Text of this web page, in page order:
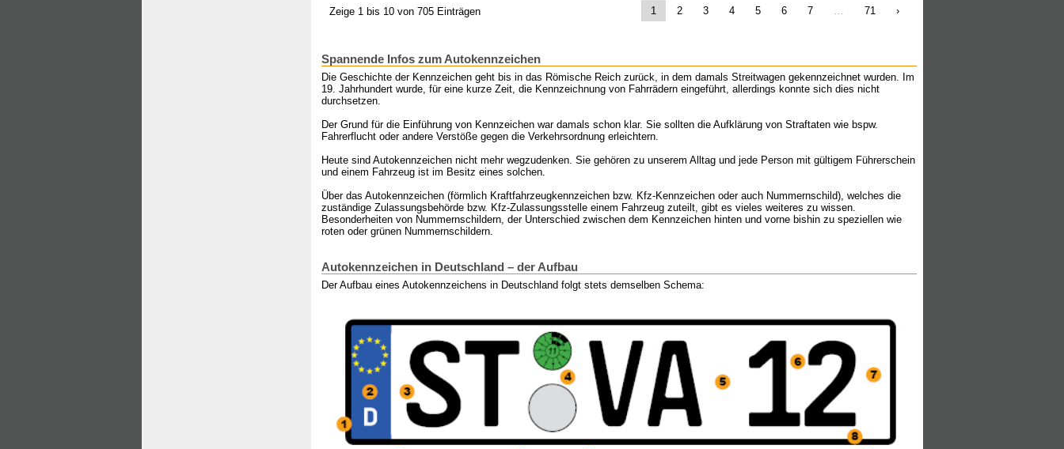
Zeige 1 bis 10 von 705 Einträgen 1 2 3 4 5 6 7 … 71 ›
Spannende Infos zum Autokennzeichen
Die Geschichte der Kennzeichen geht bis in das Römische Reich zurück, in dem damals Streitwagen gekennzeichnet wurden. Im
19. Jahrhundert wurde, für eine kurze Zeit, die Kennzeichnung von Fahrrädern eingeführt, allerdings konnte sich dies nicht
durchsetzen.
Der Grund für die Einführung von Kennzeichen war damals schon klar. Sie sollten die Aufklärung von Straftaten wie bspw.
Fahrerflucht oder andere Verstöße gegen die Verkehrsordnung erleichtern.
Heute sind Autokennzeichen nicht mehr wegzudenken. Sie gehören zu unserem Alltag und jede Person mit gültigem Führerschein
und einem Fahrzeug ist im Besitz eines solchen.
Über das Autokennzeichen (förmlich Kraftfahrzeugkennzeichen bzw. Kfz-Kennzeichen oder auch Nummernschild), welches die
zuständige Zulassungsbehörde bzw. Kfz-Zulassungsstelle einem Fahrzeug zuteilt, gibt es vieles weiteres zu wissen.
Besonderheiten von Nummernschildern, der Unterschied zwischen dem Kennzeichen hinten und vorne bishin zu speziellen wie
roten oder grünen Nummernschildern.
Autokennzeichen in Deutschland – der Aufbau
Der Aufbau eines Autokennzeichens in Deutschland folgt stets demselben Schema: